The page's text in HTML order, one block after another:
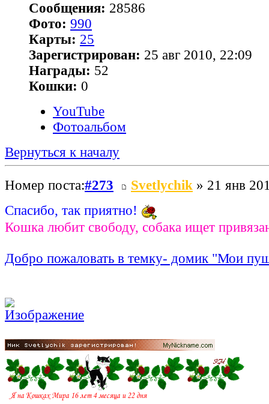
Сообщения: 28586
Фото: 990
Карты: 25
Зарегистрирован: 25 авг 2010, 22:09
Награды: 52
Кошки: 0
YouTube
Фотоальбом
Вернуться к началу
Номер поста:#273 Svetlychik » 21 янв
Спасибо, так приятно!
Кошка любит свободу, собака ищет
Добро пожаловать в темку- домик "Мои